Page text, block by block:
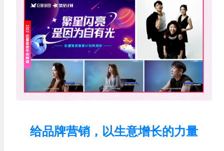
给品牌营销，以生意增长的力量